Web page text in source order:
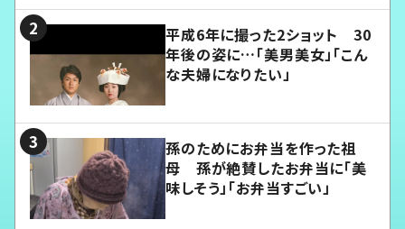
平成6年に撮った2ショット 30
年後の姿に…「美男美女」「こん
な夫婦になりたい」
孫のためにお弁当を作った祖
母 孫が絶賛したお弁当に「美
味しそう」「お弁当すごい」